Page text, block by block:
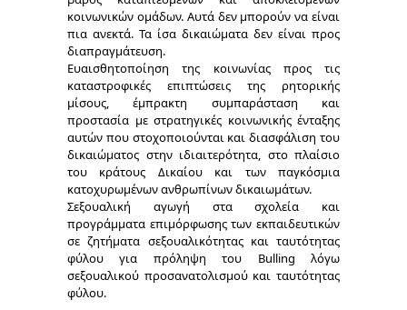
κοινωνικών ομάδων. Αυτά δεν μπορούν να είναι
πια ανεκτά. Τα ίσα δικαιώματα δεν είναι προς
διαπραγμάτευση.
Ευαισθητοποίηση της κοινωνίας προς τις
καταστροφικές επιπτώσεις της ρητορικής
μίσους, έμπρακτη συμπαράσταση και
προστασία με στρατηγικές κοινωνικής ένταξης
αυτών που στοχοποιούνται και διασφάλιση του
δικαιώματος στην ιδιαιτερότητα, στο πλαίσιο
του κράτους Δικαίου και των παγκόσμια
κατοχυρωμένων ανθρωπίνων δικαιωμάτων.
Σεξουαλική αγωγή στα σχολεία και
προγράμματα επιμόρφωσης των εκπαιδευτικών
σε ζητήματα σεξουαλικότητας και ταυτότητας
φύλου για πρόληψη του Bulling λόγω
σεξουαλικού προσανατολισμού και ταυτότητας
φύλου.